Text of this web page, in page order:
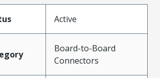
Active
Board-to-Board
Connectors